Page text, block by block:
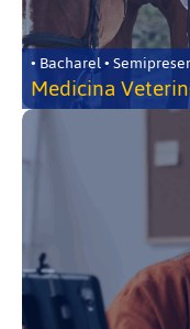
• Bacharel •
Medicina